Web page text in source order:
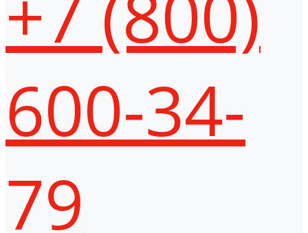
600-34-
79